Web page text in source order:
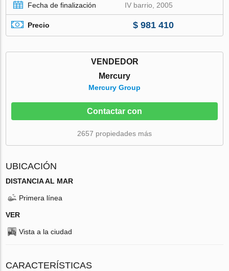
Fecha de finalización
IV barrio, 2005
Precio $ 981 410
VENDEDOR
Mercury
Mercury Group
Contactar con
2657 propiedades más
UBICACIÓN
DISTANCIA AL MAR
Primera línea
VER
Vista a la ciudad
CARACTERÍSTICAS